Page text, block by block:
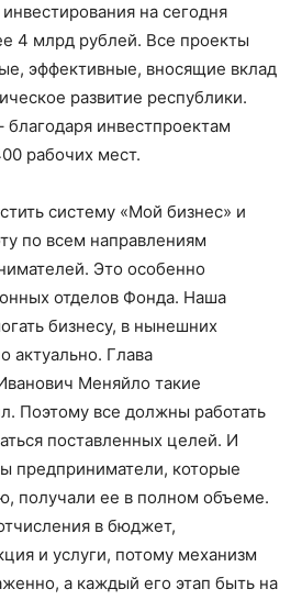
на сегодня
4 млрд рублей. Все проекты
эффективные, вносящие вклад
развитие республики.
благодаря инвестпроектам
рабочих мест.
систему «Мой бизнес» и
по всем направлениям
Это особенно
отделов Фонда. Наша
бизнесу, в нынешних
актуально. Глава
Меняйло такие
Поэтому все должны работать
поставленных целей. И
предприниматели, которые
получали ее в полном объеме.
в бюджет,
и услуги, потому механизм
а каждый его этап быть на